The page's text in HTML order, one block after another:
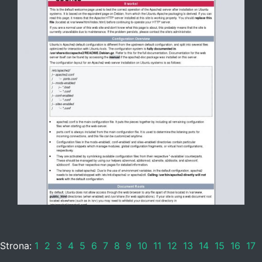
Strona: 1 2 3 4 5 6 7 8 9 10 11 12 13 14 15 16 17